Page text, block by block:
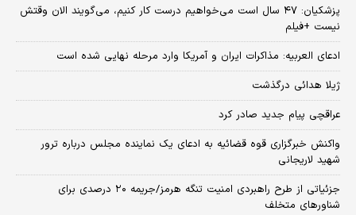
پزشکیان: ۴۷ سال است می‌خواهیم درست کار کنیم، می‌گویند الان وقتش
نیست +فیلم
ادعای العربیه: مذاکرات ایران و آمریکا وارد مرحله نهایی شده است
ژیلا هدائی درگذشت
عراقچی پیام جدید صادر کرد
واکنش خبرگزاری قوه قضائیه به ادعای یک نماینده مجلس درباره ترور
شهید لاریجانی
جزئیاتی از طرح راهبردی امنیت تنگه هرمز/جریمه ۲۰ درصدی برای
شناورهای متخلف